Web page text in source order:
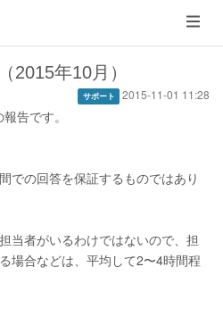
メ
ニ
ュ
ー
2015年10月）
サポート 2015-11-01 11:28
告です。
での回答を保証するものではあり
当者がいるわけではないので、担
場合などは、平均して2〜4時間程